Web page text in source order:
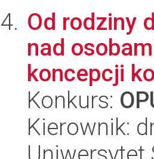
Od rodziny
nad
koncepcji
Konkurs:
Kierownik: